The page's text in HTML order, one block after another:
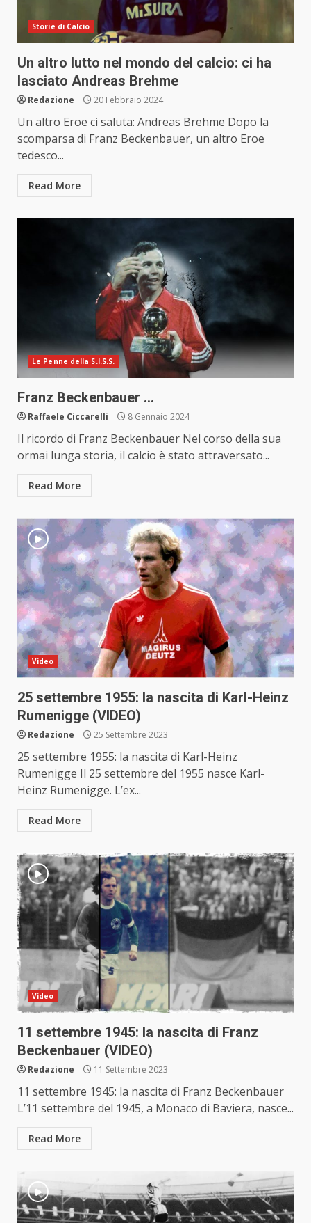
Storie di Calcio
Un altro lutto nel mondo del calcio: ci ha
lasciato Andreas Brehme
Redazione 20 Febbraio 2024
Un altro Eroe ci saluta: Andreas Brehme Dopo la
scomparsa di Franz Beckenbauer, un altro Eroe
tedesco...
Read More
Le Penne della S.I.S.S.
Franz Beckenbauer …
Raffaele Ciccarelli 8 Gennaio 2024
Il ricordo di Franz Beckenbauer Nel corso della sua
ormai lunga storia, il calcio è stato attraversato...
Read More
Video
25 settembre 1955: la nascita di Karl-Heinz
Rumenigge (VIDEO)
Redazione 25 Settembre 2023
25 settembre 1955: la nascita di Karl-Heinz
Rumenigge Il 25 settembre del 1955 nasce Karl-
Heinz Rumenigge. L’ex...
Read More
Video
11 settembre 1945: la nascita di Franz
Beckenbauer (VIDEO)
Redazione 11 Settembre 2023
11 settembre 1945: la nascita di Franz Beckenbauer
L’11 settembre del 1945, a Monaco di Baviera, nasce...
Read More